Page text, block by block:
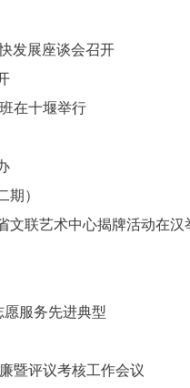
发展座谈会召开
在十堰举行
）
文联艺术中心揭牌活动在汉
愿服务先进典型
暨评议考核工作会议